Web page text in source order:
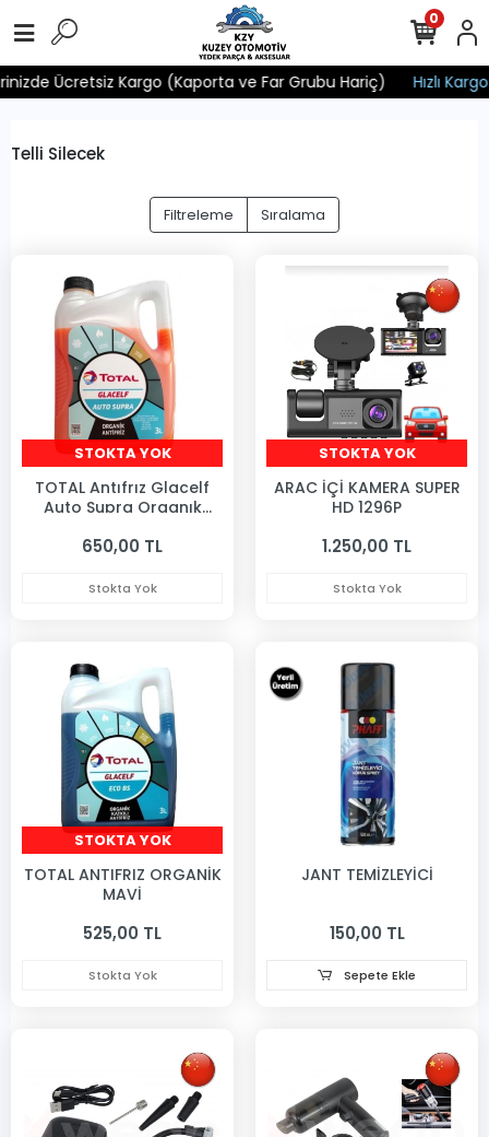
Ücretsiz Kargo (Kaporta ve Far Grubu Hariç) Hızlı Kargo
0
Telli Silecek
Filtreleme Sıralama
STOKTA YOK
TOTAL Antıfrız Glacelf
Auto Supra Organık
650,00 TL
Stokta Yok
STOKTA YOK
ARAC İÇİ KAMERA SUPER
HD 1296P
1.250,00 TL
Stokta Yok
STOKTA YOK
TOTAL ANTIFRIZ ORGANİK
MAVİ
525,00 TL
Stokta Yok
JANT TEMİZLEYİCİ
150,00 TL
Sepete Ekle